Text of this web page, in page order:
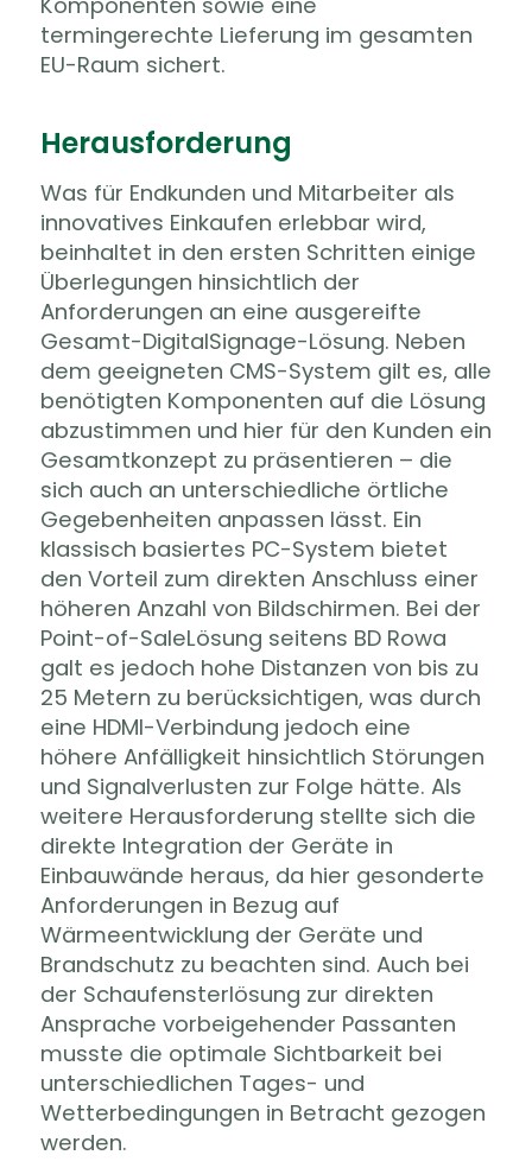
termingerechte Lieferung im gesamten
EU-Raum sichert.
Herausforderung
Was für Endkunden und Mitarbeiter als
innovatives Einkaufen erlebbar wird,
beinhaltet in den ersten Schritten einige
Überlegungen hinsichtlich der
Anforderungen an eine ausgereifte
Gesamt-DigitalSignage-Lösung. Neben
dem geeigneten CMS-System gilt es, alle
benötigten Komponenten auf die Lösung
abzustimmen und hier für den Kunden ein
Gesamtkonzept zu präsentieren – die
sich auch an unterschiedliche örtliche
Gegebenheiten anpassen lässt. Ein
klassisch basiertes PC-System bietet
den Vorteil zum direkten Anschluss einer
höheren Anzahl von Bildschirmen. Bei der
Point-of-SaleLösung seitens BD Rowa
galt es jedoch hohe Distanzen von bis zu
25 Metern zu berücksichtigen, was durch
eine HDMI-Verbindung jedoch eine
höhere Anfälligkeit hinsichtlich Störungen
und Signalverlusten zur Folge hätte. Als
weitere Herausforderung stellte sich die
direkte Integration der Geräte in
Einbauwände heraus, da hier gesonderte
Anforderungen in Bezug auf
Wärmeentwicklung der Geräte und
Brandschutz zu beachten sind. Auch bei
der Schaufensterlösung zur direkten
Ansprache vorbeigehender Passanten
musste die optimale Sichtbarkeit bei
unterschiedlichen Tages- und
Wetterbedingungen in Betracht gezogen
werden.